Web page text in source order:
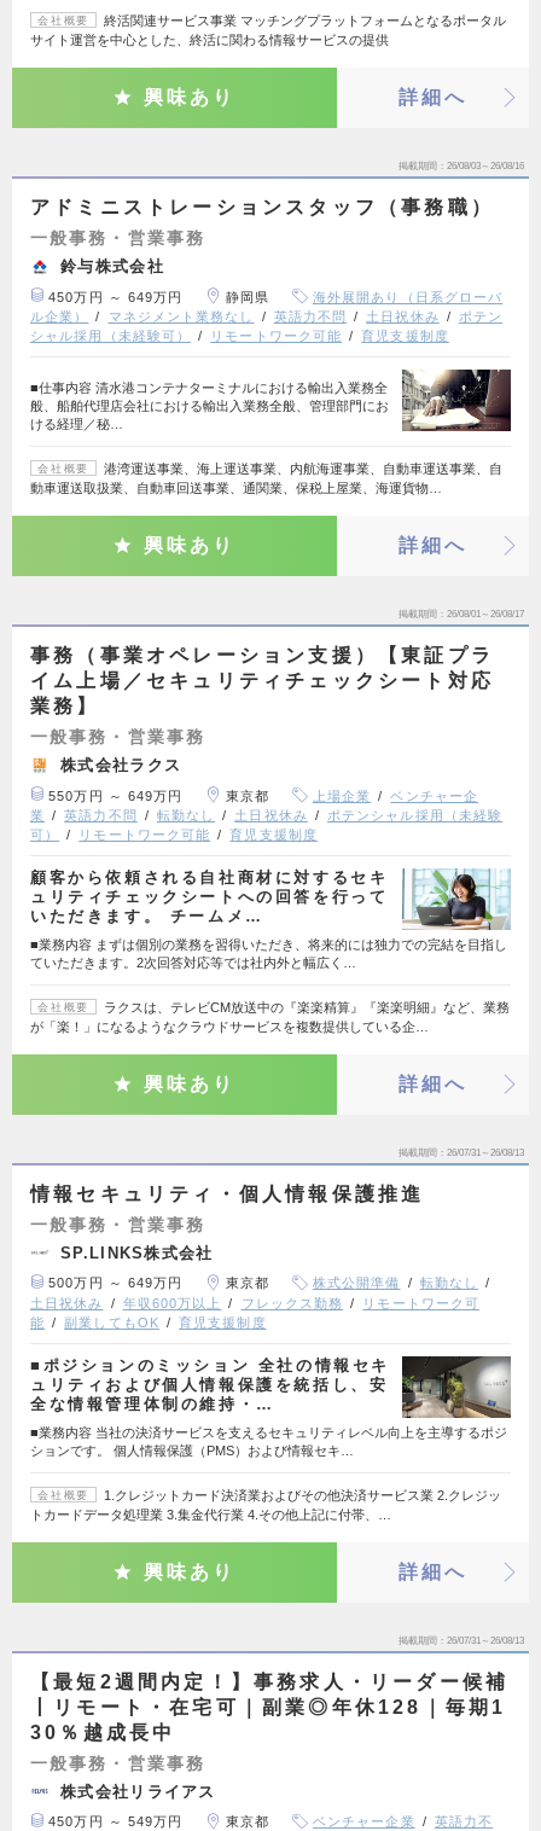
会社概要
終活関連サービス事業 マッチングプラットフォームとなるポータル
サイト運営を中心とした、終活に関わる情報サービスの提供
興味あり 詳細へ
掲載期間 26/08/03～26/08/16
アドミニストレーションスタッフ（事務職）
一般事務・営業事務
鈴与株式会社
450万円 ～ 649万円 静岡県
海外展開あり（日系グローバ
ル企業）
マネジメント業務なし 英語力不問 土日祝休み
ポテン
シャル採用（未経験可）
リモートワーク可能 育児支援制度
■仕事内容 清水港コンテナターミナルにおける輸出入業務全
般、船舶代理店会社における輸出入業務全般、管理部門にお
ける経理／秘…
会社概要
港湾運送事業、海上運送事業、内航海運事業、自動車運送事業、自
動車運送取扱業、自動車回送事業、通関業、保税上屋業、海運貨物…
興味あり 詳細へ
掲載期間 26/08/01～26/08/17
事務（事業オペレーション支援）【東証プラ
イム上場／セキュリティチェックシート対応
業務】
一般事務・営業事務
株式会社ラクス
550万円 ～ 649万円 東京都 上場企業
ベンチャー企
業
英語力不問 転勤なし 土日祝休み
ポテンシャル採用（未経験
可）
リモートワーク可能 育児支援制度
顧客から依頼される自社商材に対するセキ
ュリティチェックシートへの回答を行って
いただきます。 チームメ…
■業務内容 まずは個別の業務を習得いただき、将来的には独力での完結を目指し
ていただきます。2次回答対応等では社内外と幅広く…
会社概要
ラクスは、テレビCM放送中の『楽楽精算』『楽楽明細』など、業務
が「楽！」になるようなクラウドサービスを複数提供している企…
興味あり 詳細へ
掲載期間 26/07/31～26/08/13
情報セキュリティ・個人情報保護推進
一般事務・営業事務
SP.LINKS株式会社
500万円 ～ 649万円 東京都 株式公開準備
転勤なし
土日祝休み
年収600万以上 フレックス勤務
リモートワーク可
能
副業してもOK 育児支援制度
■ポジションのミッション 全社の情報セキ
ュリティおよび個人情報保護を統括し、安
全な情報管理体制の維持・…
■業務内容 当社の決済サービスを支えるセキュリティレベル向上を主導するポジ
ションです。 個人情報保護（PMS）および情報セキ…
会社概要
1.クレジットカード決済業およびその他決済サービス業 2.クレジッ
トカードデータ処理業 3.集金代行業 4.その他上記に付帯、…
興味あり 詳細へ
掲載期間 26/07/31～26/08/13
【最短2週間内定！】事務求人・リーダー候補
丨リモート・在宅可｜副業◎年休128｜毎期1
30％越成長中
一般事務・営業事務
株式会社リライアス
450万円 ～ 549万円 東京都 ベンチャー企業 英語力不